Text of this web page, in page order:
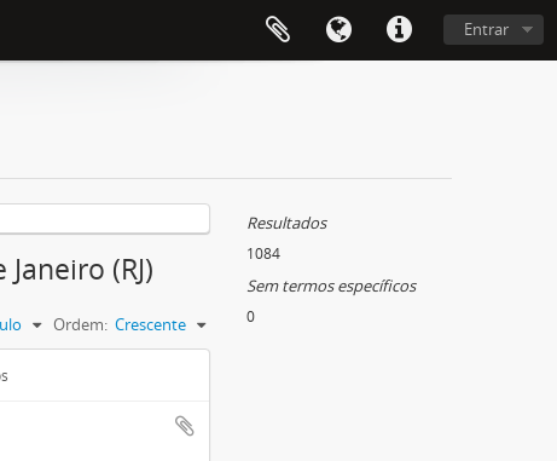
Entrar
(RJ)
Ordem: Crescente
Resultados
1084
Sem termos específicos
0